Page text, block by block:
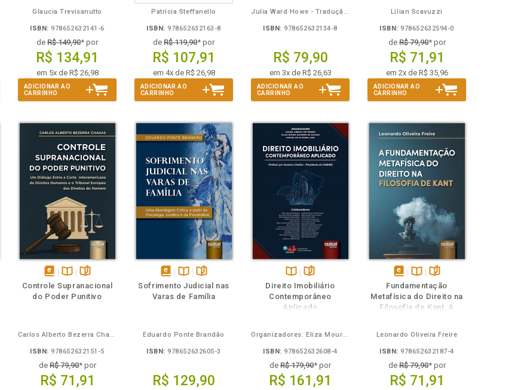
Glaucia Trevisanutto
ISBN: 978652632141-6
de R$ 149,90* por
R$ 134,91
em 5x de R$ 26,98
ADICIONAR AO
CARRINHO
Patrícia Steffanello
ISBN: 978652632163-8
de R$ 119,90* por
R$ 107,91
em 4x de R$ 26,98
ADICIONAR AO
CARRINHO
Julia Ward Howe - Tradução: Osvaldo Ferreira de Carvalho
ISBN: 978652632134-8
R$ 79,90
em 3x de R$ 26,63
ADICIONAR AO
CARRINHO
Lilian Scavuzzi
ISBN: 978652632594-0
deR$ 79,90* por
R$ 71,91
em 2x de R$ 35,96
ADICIONAR AO
CARRINHO
disponível
em
Disponível
na
páginas
Controle Supranacional
do Poder Punitivo
Carlos Alberto Bezerra Chagas
ISBN: 978652632151-5
deR$ 79,90* por
R$ 71,91
disponível
em
Disponível
na
páginas
Sofrimento Judicial nas
Varas de Família
Eduardo Ponte Brandão
ISBN: 978652632605-3
R$ 129,90
Disponível
na
B.V.
páginas
Direito Imobiliário
Contemporâneo
Aplicado
Organizadores: Eliza Moura Navarro de Novaes, Rafael de Oliveira Lage, Daniel Ribeiro Pettersen
ISBN: 978652632608-4
de R$ 179,90* por
R$ 161,91
Também
disponível
em
eBook
Disponível
na
B.V.
páginas
Fundamentação
Metafísica do Direito na
Filosofia de Kant, A
Leonardo Oliveira Freire
ISBN: 978652632187-4
deR$ 79,90* por
R$ 71,91